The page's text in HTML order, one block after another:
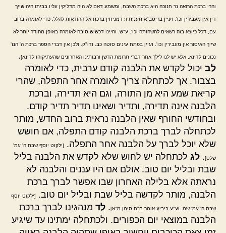
והרי ברכת הרואה נר חנוכה היא ברכת השבח, ומשמע דאם לא היה מדליקין עליו בביתו היה שייך
דין אין מעבירין וכו'. ועיין בריטב"א תענית ו: דמניחין ברכת אל ההודאות להלל, כדי לאומרה ברוב
עם, דכל כיוצא בזה רשאים להשהותה וכו'. ע"ש. והיינו דכשיש סיבה לאומרה באופן מהודר יותר לא
שייך האיסור אין מעבירין וכו'. ועיין בפתח עינים סוטה כב. ודו"ק. ולכן אין דברי הספר ברכת ה' הנז'
נכונים לדינא, אלא יש לנו לילך אחר דברי תרומת הדשן ורבותינו האחרונים שהעתיקוהו לדינא].
לב יכול לקדש את הלבנה קודם ערבית, כדי לאומרה
בצבור. אך לכתחלה צריך לאומרה אחר התפלה, שהרי
קריאת שמע היא מן התורה, וגם היא תדירה, וברכת
הלבנה אינה תדירה, ותדיר ושאינו תדיר תדיר קודם.
ובחודשי החורף שאין הלבנה נראית ברוב החדש, מותר
לכתחלה לברך ברכת הלבנה קודם התפלה, אם חושש
שלא יוכל לברך על הלבנה אחר התפלה.
[ילקוט יוסף שבת ה' עמ'
שלט]. לג לכתחלה יש לחוש שלא לקדש את הלבנה בליל
שבת ובליל יום טוב. אולם אם היו עננים והלבנה לא
נראתה אלא בלילה האחרון שבו אפשר לברך ברכת
הלבנה, מותר לקדשה בליל שבת ובליל יום טוב.
[ילקוט יוסף
שבת ה' עמ' שמ. וע"ע ביביע אומר ח"ח סימן מ"א]. לד מנהגינו לברך ברכת
הלבנה במוצאי יום הכפורים. ולכתחלה ימתינו עד שיגיע